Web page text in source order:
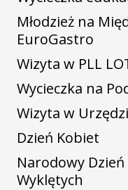
Młodzież na
EuroGastro
Wizyta w PLL
Wycieczka na
Wizyta w
Dzień Kobiet
Narodowy Dzień
Wyklętych